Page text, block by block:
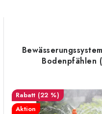
Bodenpfählen
(22 %)
Aktion